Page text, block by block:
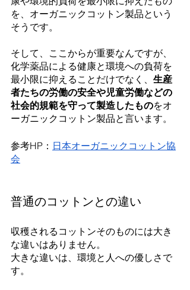
を、オーガニックコットン製品という
そうです。
そして、ここからが重要なんですが、
化学薬品による健康と環境への負荷を
最小限に抑えることだけでなく、 生産
者たちの労働の安全や児童労働などの
社会的規範を守って製造したものをオ
ーガニックコットン製品と言います。
参考HP： 日本オーガニックコットン協
会
普通のコットンとの違い
収穫されるコットンそのものには大き
な違いはありません。
大きな違いは、環境と人への優しさで
す。